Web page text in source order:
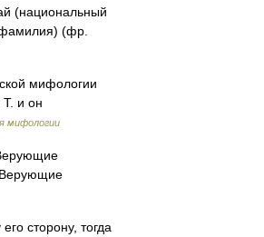
(национальный
(фр.
мифологии
и он
мифологии
Верующие
сторону, тогда